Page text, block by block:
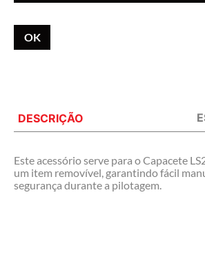
CALCULAR
O FRETE
DESCRIÇÃO
Este acessório serve para o Capacete
um item removível, garantindo fácil
segurança durante a pilotagem.